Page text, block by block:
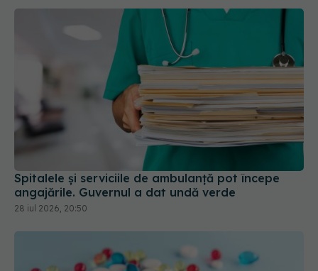
Spitalele și serviciile de ambulanță pot începe
angajările. Guvernul a dat undă verde
28 iul 2026, 20:50